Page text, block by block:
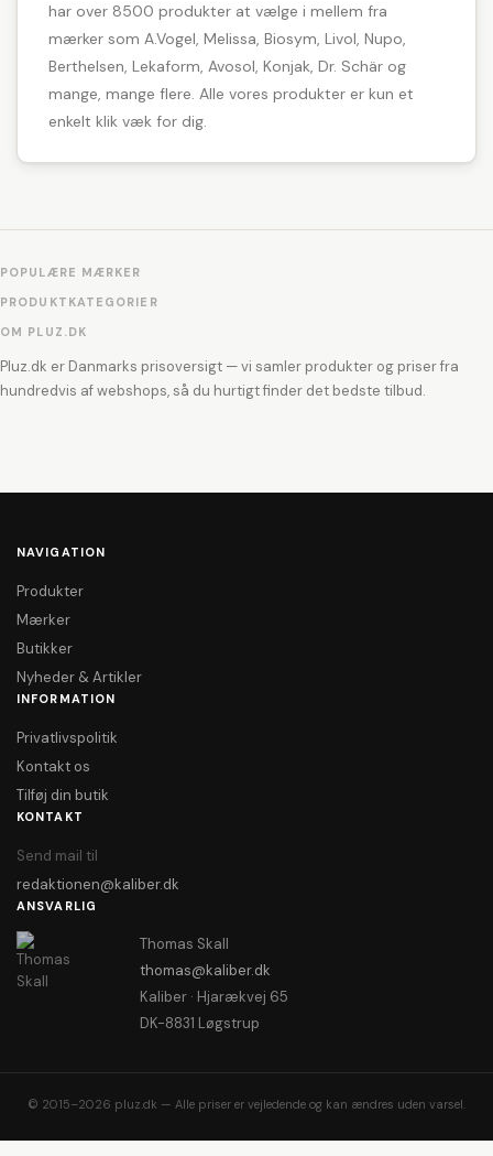
har over 8500 produkter at vælge i mellem fra
mærker som A.Vogel, Melissa, Biosym, Livol, Nupo,
Berthelsen, Lekaform, Avosol, Konjak, Dr. Schär og
mange, mange flere. Alle vores produkter er kun et
enkelt klik væk for dig.
POPULÆRE MÆRKER
PRODUKTKATEGORIER
OM PLUZ.DK
Pluz.dk er Danmarks prisoversigt — vi samler produkter og priser fra
hundredvis af webshops, så du hurtigt finder det bedste tilbud.
NAVIGATION
Produkter
Mærker
Butikker
Nyheder & Artikler
INFORMATION
Privatlivspolitik
Kontakt os
Tilføj din butik
KONTAKT
Send mail til
redaktionen@kaliber.dk
ANSVARLIG
Thomas Skall
thomas@kaliber.dk
Kaliber · Hjarækvej 65
DK-8831 Løgstrup
© 2015–2026 pluz.dk — Alle priser er vejledende og kan ændres uden varsel.